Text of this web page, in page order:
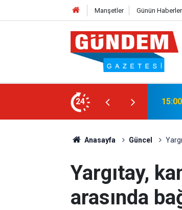
Manşetler Günün
24
9 Bin 500 Yolcu ve Mürettebat
14:17
Anasayfa Güncel
Yargıtay,
arasında